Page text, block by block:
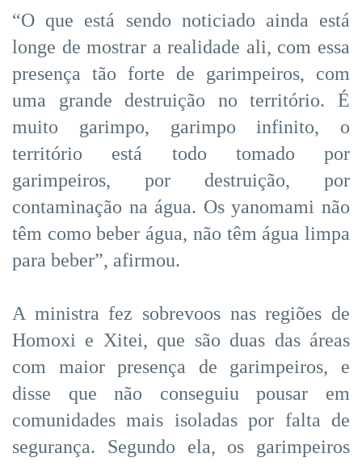
“O que está sendo noticiado ainda está
longe de mostrar a realidade ali, com essa
presença tão forte de garimpeiros, com
uma grande destruição no território. É
muito garimpo, garimpo infinito, o
território está todo tomado por
garimpeiros, por destruição, por
contaminação na água. Os yanomami não
têm como beber água, não têm água limpa
para beber”, afirmou.
A ministra fez sobrevoos nas regiões de
Homoxi e Xitei, que são duas das áreas
com maior presença de garimpeiros, e
disse que não conseguiu pousar em
comunidades mais isoladas por falta de
segurança. Segundo ela, os garimpeiros